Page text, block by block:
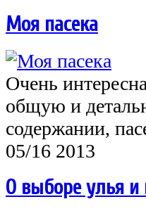
Моя пасека
Очень
общую и
содержании,
05/16 2013
О выборе улья и